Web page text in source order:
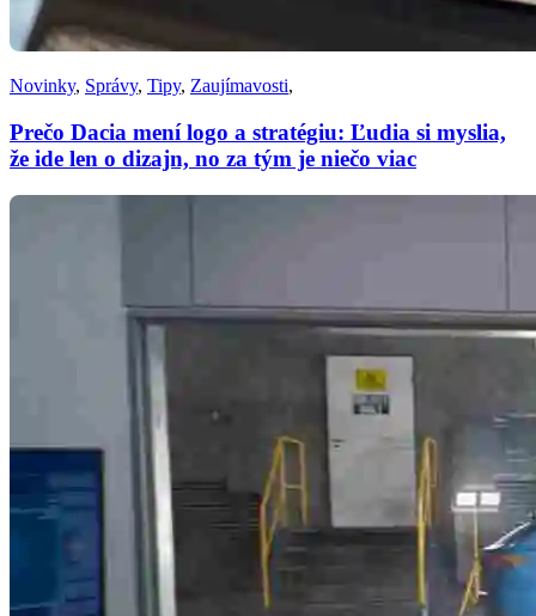
Novinky, Správy, Tipy, Zaujímavosti,
Prečo Dacia mení logo a stratégiu: Ľudia si myslia,
že ide len o dizajn, no za tým je niečo viac